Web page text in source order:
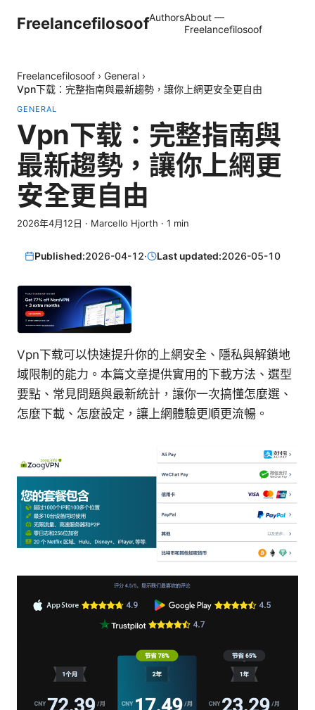
FreelancefilosoofAuthorsAbout —
Freelancefilosoof
Freelancefilosoof › General ›
Vpn下载：完整指南與最新趨勢，讓你上網更安全更自由
GENERAL
Vpn下载：完整指南與
最新趨勢，讓你上網更
安全更自由
2026年4月12日 · Marcello Hjorth · 1 min
Published:2026-04-12· Last updated:2026-05-10
Vpn下载可以快速提升你的上網安全、隱私與解鎖地
域限制的能力。本篇文章提供實用的下載方法、選型
要點、常見問題與最新統計，讓你一次搞懂怎麼選、
怎麼下載、怎麼設定，讓上網體驗更順更流暢。